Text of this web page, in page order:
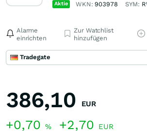
Aktie WKN:903978 SYM:
Alarme
einrichten
Zur Watchlist
hinzufügen
Tradegate
386,10 EUR
+0,70 % +2,70 EUR